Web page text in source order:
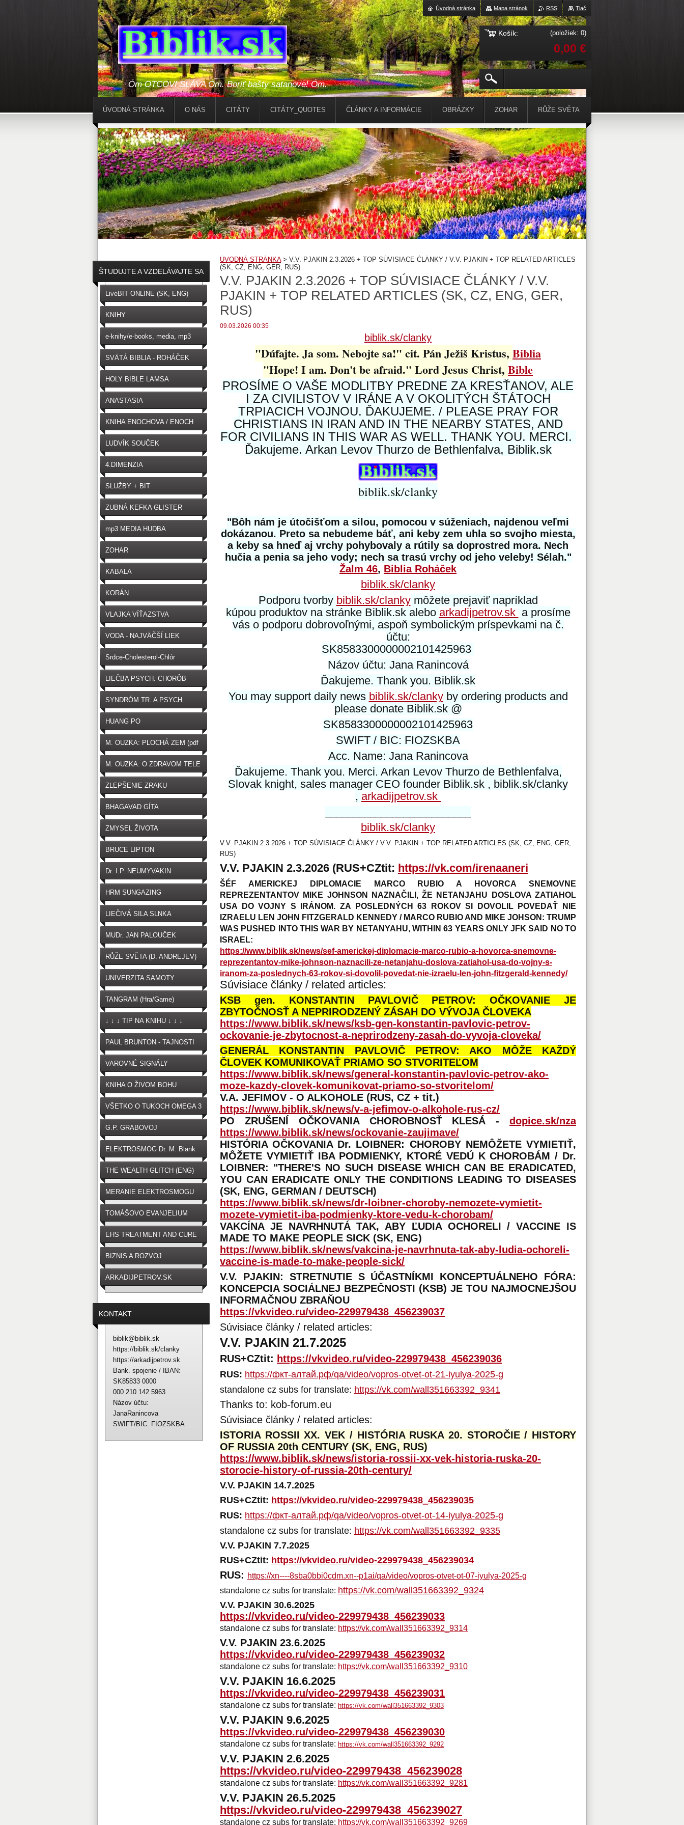
Óm OTCOVI SLÁVA Óm. Boriť bašty satanove! Óm.
ÚVODNÁ STRÁNKA > V.V. PJAKIN 2.3.2026 + TOP SÚVISIACE ČLÁNKY / V.V. PJAKIN + TOP RELATED ARTICLES
(SK, CZ, ENG, GER, RUS)
V.V. PJAKIN 2.3.2026 + TOP SÚVISIACE ČLÁNKY / V.V.
PJAKIN + TOP RELATED ARTICLES (SK, CZ, ENG, GER,
RUS)
09.03.2026 00:35
biblik.sk/clanky
"Dúfajte. Ja som. Nebojte sa!" cit. Pán Ježiš Kristus, Biblia
"Hope! I am. Don't be afraid." Lord Jesus Christ, Bible
PROSÍME O VAŠE MODLITBY PREDNE ZA KRESŤANOV, ALE
I ZA CIVILISTOV V IRÁNE A V OKOLITÝCH ŠTÁTOCH
TRPIACICH VOJNOU. ĎAKUJEME. / PLEASE PRAY FOR
CHRISTIANS IN IRAN AND IN THE NEARBY STATES, AND
FOR CIVILIANS IN THIS WAR AS WELL. THANK YOU. MERCI.
Ďakujeme. Arkan Levov Thurzo de Bethlenfalva, Biblik.sk
biblik.sk/clanky
"Bôh nám je útočišťom a silou, pomocou v súženiach, najdenou veľmi
dokázanou. Preto sa nebudeme báť, ani keby zem uhla so svojho miesta,
a keby sa hneď aj vrchy pohybovaly a rútily sa doprostred mora. Nech
hučia a penia sa jeho vody; nech sa trasú vrchy od jeho veleby! Sélah."
Žalm 46, Biblia Roháček
biblik.sk/clanky
Podporu tvorby biblik.sk/clankymôžete prejaviť napríklad
kúpou produktov na stránke Biblik.sk alebo arkadijpetrov.sk a prosíme
vás o podporu dobrovoľnými, aspoň symbolickým príspevkami na č.
účtu:
SK8583300000002101425963
Názov účtu: Jana Ranincová
Ďakujeme. Thank you. Biblik.sk
You may support daily news biblik.sk/clankyby ordering products and
please donate Biblik.sk @
SK8583300000002101425963
SWIFT / BIC: FIOZSKBA
Acc. Name: Jana Ranincova
Ďakujeme. Thank you. Merci. Arkan Levov Thurzo de Bethlenfalva,
Slovak knight, sales manager CEO founder Biblik.sk , biblik.sk/clanky
, arkadijpetrov.sk
biblik.sk/clanky
V.V. PJAKIN 2.3.2026 + TOP SÚVISIACE ČLÁNKY / V.V. PJAKIN + TOP RELATED ARTICLES (SK, CZ, ENG, GER,
RUS)
V.V. PJAKIN 2.3.2026 (RUS+CZtit: https://vk.com/irenaaneri
ŠÉF AMERICKEJ DIPLOMACIE MARCO RUBIO A HOVORCA SNEMOVNE
REPREZENTANTOV MIKE JOHNSON NAZNAČILI, ŽE NETANJAHU DOSLOVA ZATIAHOL
USA DO VOJNY S IRÁNOM. ZA POSLEDNÝCH 63 ROKOV SI DOVOLIL POVEDAŤ NIE
IZRAELU LEN JOHN FITZGERALD KENNEDY / MARCO RUBIO AND MIKE JOHSON: TRUMP
WAS PUSHED INTO THIS WAR BY NETANYAHU, WITHIN 63 YEARS ONLY JFK SAID NO TO
ISRAEL:
https://www.biblik.sk/news/sef-americkej-diplomacie-marco-rubio-a-hovorca-snemovne-
reprezentantov-mike-johnson-naznacili-ze-netanjahu-doslova-zatiahol-usa-do-vojny-s-
iranom-za-poslednych-63-rokov-si-dovolil-povedat-nie-izraelu-len-john-fitzgerald-kennedy/
Súvisiace články / related articles:
KSB gen. KONSTANTIN PAVLOVIČ PETROV: OČKOVANIE JE
ZBYTOČNOSŤ A NEPRIRODZENÝ ZÁSAH DO VÝVOJA ČLOVEKA
https://www.biblik.sk/news/ksb-gen-konstantin-pavlovic-petrov-
ockovanie-je-zbytocnost-a-neprirodzeny-zasah-do-vyvoja-cloveka/
GENERÁL KONSTANTIN PAVLOVIČ PETROV: AKO MÔŽE KAŽDÝ
ČLOVEK KOMUNIKOVAŤ PRIAMO SO STVORITEĽOM
https://www.biblik.sk/news/general-konstantin-pavlovic-petrov-ako-
moze-kazdy-clovek-komunikovat-priamo-so-stvoritelom/
V.A. JEFIMOV - O ALKOHOLE (RUS, CZ + tit.)
https://www.biblik.sk/news/v-a-jefimov-o-alkohole-rus-cz/
PO ZRUŠENÍ OČKOVANIA CHOROBNOSŤ KLESÁ - dopice.sk/nza
https://www.biblik.sk/news/ockovanie-zaujimave/
HISTÓRIA OČKOVANIA Dr. LOIBNER: CHOROBY NEMÔŽETE VYMIETIŤ,
MÔŽETE VYMIETIŤ IBA PODMIENKY, KTORÉ VEDÚ K CHOROBÁM / Dr.
LOIBNER: "THERE'S NO SUCH DISEASE WHICH CAN BE ERADICATED,
YOU CAN ERADICATE ONLY THE CONDITIONS LEADING TO DISEASES
(SK, ENG, GERMAN / DEUTSCH)
https://www.biblik.sk/news/dr-loibner-choroby-nemozete-vymietit-
mozete-vymietit-iba-podmienky-ktore-vedu-k-chorobam/
VAKCÍNA JE NAVRHNUTÁ TAK, ABY ĽUDIA OCHORELI / VACCINE IS
MADE TO MAKE PEOPLE SICK (SK, ENG)
https://www.biblik.sk/news/vakcina-je-navrhnuta-tak-aby-ludia-ochoreli-
vaccine-is-made-to-make-people-sick/
V.V. PJAKIN: STRETNUTIE S ÚČASTNÍKMI KONCEPTUÁLNEHO FÓRA:
KONCEPCIA SOCIÁLNEJ BEZPEČNOSTI (KSB) JE TOU NAJMOCNEJŠOU
INFORMAČNOU ZBRAŇOU
https://vkvideo.ru/video-229979438_456239037
Súvisiace články / related articles:
V.V. PJAKIN 21.7.2025
RUS+CZtit: https://vkvideo.ru/video-229979438_456239036
RUS: https://фкт-алтай.рф/qa/video/vopros-otvet-ot-21-iyulya-2025-g
standalone cz subs for translate: https://vk.com/wall351663392_9341
Thanks to: kob-forum.eu
Súvisiace články / related articles:
ISTORIA ROSSII XX. VEK / HISTÓRIA RUSKA 20. STOROČIE / HISTORY
OF RUSSIA 20th CENTURY (SK, ENG, RUS)
https://www.biblik.sk/news/istoria-rossii-xx-vek-historia-ruska-20-
storocie-history-of-russia-20th-century/
V.V. PJAKIN 14.7.2025
RUS+CZtit: https://vkvideo.ru/video-229979438_456239035
RUS: https://фкт-алтай.рф/qa/video/vopros-otvet-ot-14-iyulya-2025-g
standalone cz subs for translate: https://vk.com/wall351663392_9335
V.V. PJAKIN 7.7.2025
RUS+CZtit: https://vkvideo.ru/video-229979438_456239034
RUS: https://xn----8sba0bbi0cdm.xn--p1ai/qa/video/vopros-otvet-ot-07-iyulya-2025-g
standalone cz subs for translate: https://vk.com/wall351663392_9324
V.V. PJAKIN 30.6.2025
https://vkvideo.ru/video-229979438_456239033
standalone cz subs for translate: https://vk.com/wall351663392_9314
V.V. PJAKIN 23.6.2025
https://vkvideo.ru/video-229979438_456239032
standalone cz subs for translate: https://vk.com/wall351663392_9310
V.V. PJAKIN 16.6.2025
https://vkvideo.ru/video-229979438_456239031
standalone cz subs for translate: https://vk.com/wall351663392_9303
V.V. PJAKIN 9.6.2025
https://vkvideo.ru/video-229979438_456239030
standalone cz subs for translate: https://vk.com/wall351663392_9292
V.V. PJAKIN 2.6.2025
https://vkvideo.ru/video-229979438_456239028
standalone cz subs for translate: https://vk.com/wall351663392_9281
V.V. PJAKIN 26.5.2025
https://vkvideo.ru/video-229979438_456239027
standalone cz subs for translate: https://vk.com/wall351663392_9269
ŠTUDUJTE A VZDELÁVAJTE SA
LiveBIT ONLINE (SK, ENG)
KNIHY
e-knihy/e-books, media, mp3
SVÄTÁ BIBLIA - ROHÁČEK
(SK)
HOLY BIBLE LAMSA
(ENGLISH)
ANASTASIA
KNIHA ENOCHOVA / ENOCH
LUDVÍK SOUČEK
4.DIMENZIA
SLUŽBY + BIT
ZUBNÁ KEFKA GLISTER
mp3 MEDIA HUDBA
ZOHAR
KABALA
KORÁN
VLAJKA VÍŤAZSTVA
VODA - NAJVÄČŠÍ LIEK
Srdce-Cholesterol-Chlór
LIEČBA PSYCH. CHORÔB
SYNDRÓM TR. A PSYCH.
HUANG PO
M. OUZKA: PLOCHÁ ZEM (pdf
zdarma na stiahnutie)
M. OUZKA: O ZDRAVOM TELE
ZLEPŠENIE ZRAKU
BHAGAVAD GÍTA
ZMYSEL ŽIVOTA
BRUCE LIPTON
Dr. I.P. NEUMYVAKIN
HRM SUNGAZING
LIEČIVÁ SILA SLNKA
MUDr. JAN PALOUČEK
RŮŽE SVĚTA (D. ANDREJEV)
UNIVERZITA SAMOTY
TANGRAM (Hra/Game)
↓ ↓ ↓ TIP NA KNIHU ↓ ↓ ↓
PAUL BRUNTON - TAJNOSTI
VAROVNÉ SIGNÁLY
OČKOVANIA
KNIHA O ŽIVOM BOHU
VŠETKO O TUKOCH OMEGA 3
G.P. GRABOVOJ
ELEKTROSMOG Dr. M. Blank
THE WEALTH GLITCH (ENG)
MERANIE ELEKTROSMOGU
TOMÁŠOVO EVANJELIUM
EHS TREATMENT AND CURE
BIZNIS A ROZVOJ
ARKADIJPETROV.SK
KONTAKT
biblik@biblik.sk
https://biblik.sk/clanky
https://arkadijpetrov.sk
Bank. spojenie / IBAN:
SK85833 0000
000 210 142 5963
Názov účtu:
JanaRanincova
SWIFT/BIC: FIOZSKBA
ÚVODNÁ STRÁNKA O NÁS CITÁTY CITÁTY_QUOTES ČLÁNKY A INFORMÁCIE OBRÁZKY ZOHAR RŮŽE SVĚTA
Tlač
RSS
Mapa stránok
Úvodná stránka
Košík: (položiek: 0)
0,00 €